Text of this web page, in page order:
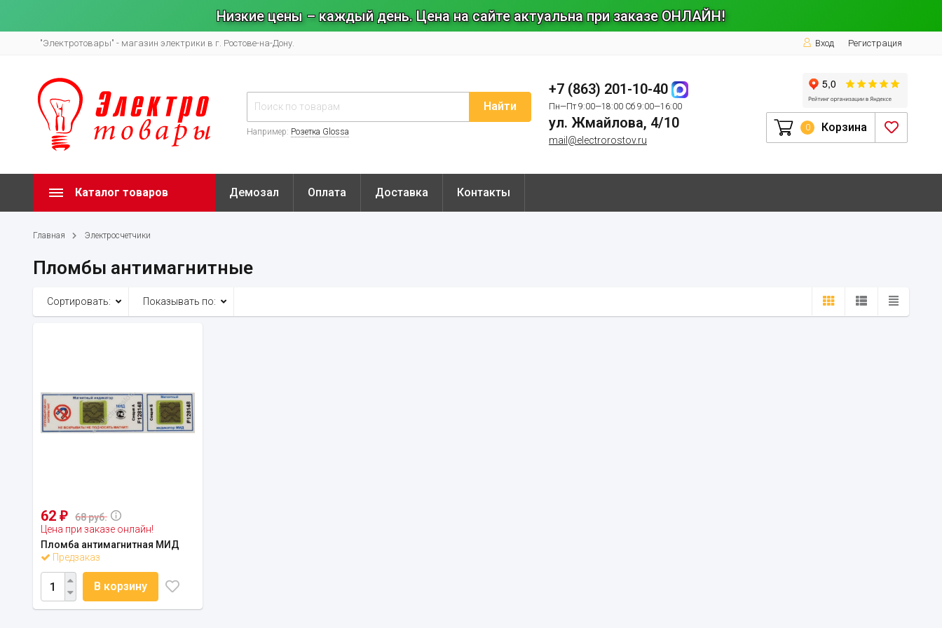
Низкие цены – каждый день. Цена на сайте актуальна при заказе ОНЛАЙН!
"Электротовары" - магазин электрики в г. Ростове-на-Дону. Вход Регистрация
Найти
Например: Розетка Glossa
+7 (863) 201-10-40
Пн—Пт 9:00—18:00 Сб 9:00—16:00
ул. Жмайлова, 4/10
mail@electrorostov.ru
0 Корзина
Каталог товаров Демозал Оплата Доставка Контакты
Главная Электросчетчики
Пломбы антимагнитные
Сортировать: Показывать по:
62 ₽
68 руб.
Цена при заказе онлайн!
Пломба антимагнитная МИД
Предзаказ
В корзину